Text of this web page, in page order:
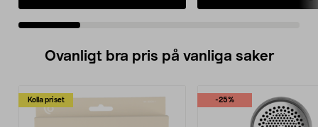
Ovanligt bra pris på vanliga saker
Kolla priset -25%